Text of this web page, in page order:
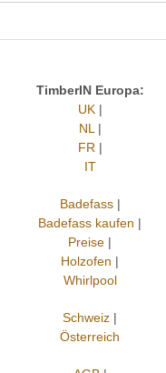
TimberIN Europa:
UK|
NL |
FR |
IT
Badefass|
Badefass kaufen |
Preise |
Holzofen |
Whirlpool
Schweiz |
Österreich